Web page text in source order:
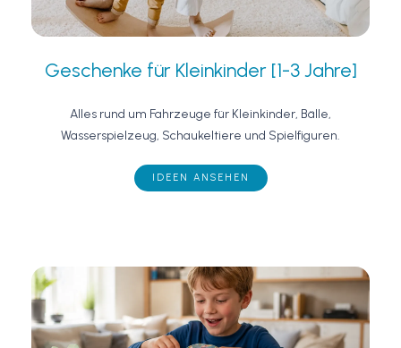
Geschenke für Kleinkinder [1-3 Jahre]
Alles rund um Fahrzeuge für Kleinkinder, Bälle,
Wasserspielzeug, Schaukeltiere und Spielfiguren.
IDEEN ANSEHEN